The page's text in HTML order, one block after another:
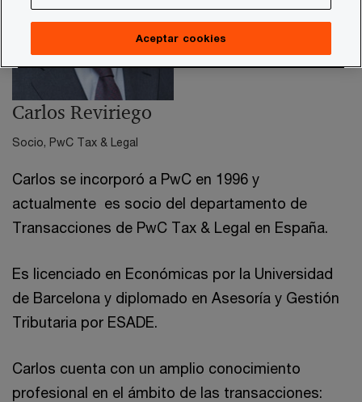
Carlos Reviriego
Socio, PwC Tax & Legal
Carlos se incorporó a PwC en 1996 y
actualmente es socio del departamento de
Transacciones de PwC Tax & Legal en España.
Es licenciado en Económicas por la Universidad
de Barcelona y diplomado en Asesoría y Gestión
Tributaria por ESADE.
Carlos cuenta con un amplio conocimiento
profesional en el ámbito de las transacciones:
Aceptar cookies